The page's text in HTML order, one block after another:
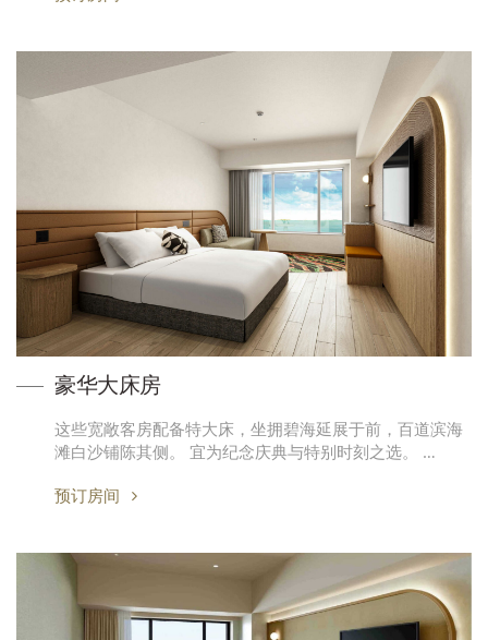
豪华大床房
这些宽敞客房配备特大床，坐拥碧海延展于前，百道滨海
滩白沙铺陈其侧。 宜为纪念庆典与特别时刻之选。 …
预订房间